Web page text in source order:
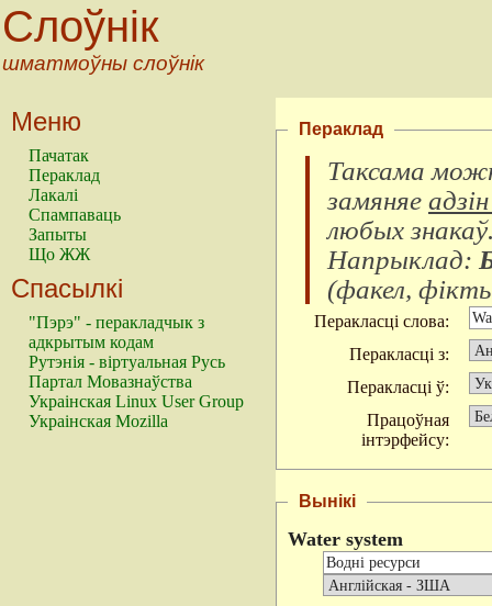
Слоўнік
шматмоўны слоўнік
Меню
Пачатак
Пераклад
Лакалі
Спампаваць
Запыты
Що ЖЖ
Спасылкі
"Пэрэ" - перакладчык з
адкрытым кодам
Рутэнія - віртуальная Русь
Партал Мовазнаўства
Украінская Linux User Group
Украінская Mozilla
Пераклад
Таксама
замяняе
любых знакаў
Напрыклад:
(факел,
Перакласці слова:
Перакласці з:
Перакласці ў:
Працоўная
інтэрфейсу:
Вынікі
Water system